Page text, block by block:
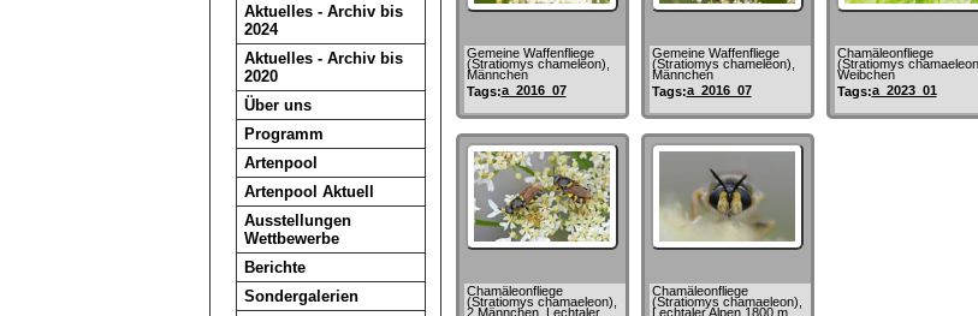
Aktuelles - Archiv bis
2024
Aktuelles - Archiv bis
2020
Über uns
Programm
Artenpool
Artenpool Aktuell
Ausstellungen
Wettbewerbe
Berichte
Sondergalerien
Gemeine Waffenfliege
(Stratiomys chameleon),
Männchen
Tags:a_2016_07
Gemeine Waffenfliege
(Stratiomys chameleon),
Männchen
Tags:a_2016_07
Chamäleonfliege
(Stratiomys
Weibchen
Tags:a_2023_01
Chamäleonfliege
(Stratiomys chamaeleon),
2 Männchen, Lechtaler
Chamäleonfliege
(Stratiomys chamaeleon),
Lechtaler Alpen 1800 m